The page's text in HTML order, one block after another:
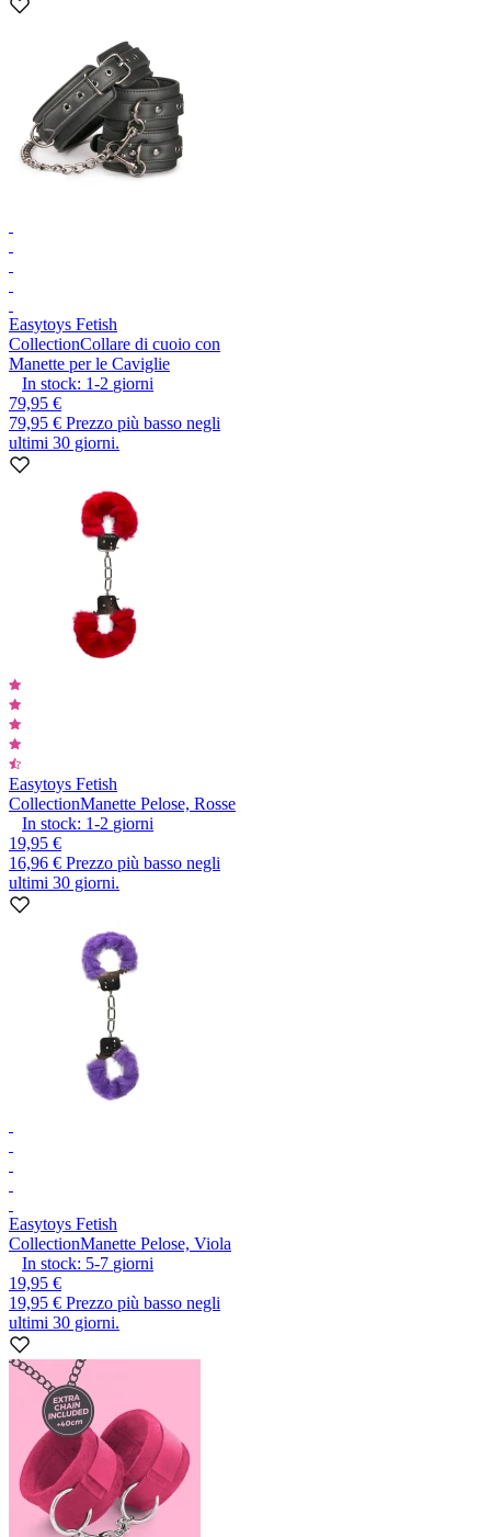
Easytoys Fetish
CollectionCollare di cuoio con
Manette per le Caviglie
In stock: 1-2 giorni
79,95 €
79,95 € Prezzo più basso negli
ultimi 30 giorni.
Easytoys Fetish
CollectionManette Pelose, Rosse
In stock: 1-2 giorni
19,95 €
16,96 € Prezzo più basso negli
ultimi 30 giorni.
Easytoys Fetish
CollectionManette Pelose, Viola
In stock: 5-7 giorni
19,95 €
19,95 € Prezzo più basso negli
ultimi 30 giorni.